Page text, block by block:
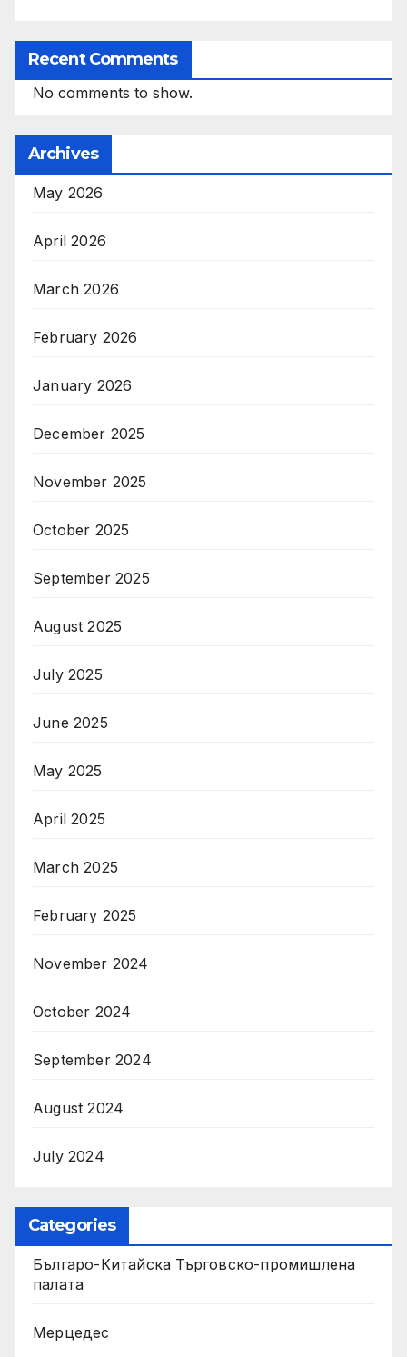
Recent Comments
No comments to show.
Archives
May 2026
April 2026
March 2026
February 2026
January 2026
December 2025
November 2025
October 2025
September 2025
August 2025
July 2025
June 2025
May 2025
April 2025
March 2025
February 2025
November 2024
October 2024
September 2024
August 2024
July 2024
Categories
Българо-Китайска Търговско-промишлена
палaта
Мерцедес